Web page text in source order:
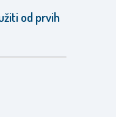
od prvih